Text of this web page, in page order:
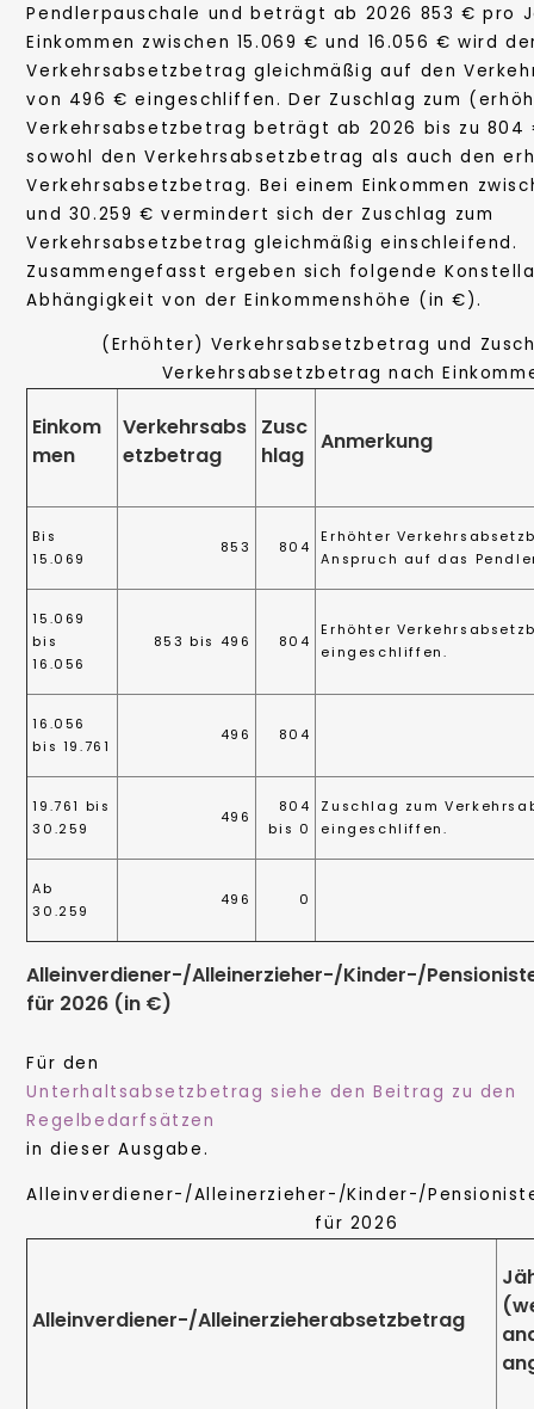
Pendlerpauschale und beträgt ab 2026 853 € pro
Einkommen zwischen 15.069 € und 16.056 € wird
Verkehrsabsetzbetrag gleichmäßig auf den
von 496 € eingeschliffen. Der Zuschlag zum
Verkehrsabsetzbetrag beträgt ab 2026 bis zu 804
sowohl den Verkehrsabsetzbetrag als auch den
Verkehrsabsetzbetrag. Bei einem Einkommen
und 30.259 € vermindert sich der Zuschlag zum
Verkehrsabsetzbetrag gleichmäßig einschleifend.
Zusammengefasst ergeben sich folgende
Abhängigkeit von der Einkommenshöhe (in €).
(Erhöhter) Verkehrsabsetzbetrag und
Verkehrsabsetzbetrag nach
Einkom
men
Verkehrsabs
etzbetrag
Zusc
hlag
Anmerkung
Bis
15.069
853 804
Erhöhter
Anspruch auf das
15.069
bis
16.056
853 bis 496 804
Erhöhter
eingeschliffen.
16.056
bis 19.761
496 804
19.761 bis
30.259
496
804
bis 0
Zuschlag zum
eingeschliffen.
Ab
30.259
496 0
Alleinverdiener-/Alleinerzieher-/Kinder-/
für 2026 (in €)
Für den
Unterhaltsabsetzbetrag siehe den Beitrag zu den
Regelbedarfsätzen
in dieser Ausgabe.
Alleinverdiener-/Alleinerzieher-/Kinder-/
für 2026
Alleinverdiener-/Alleinerzieherabsetzbetrag